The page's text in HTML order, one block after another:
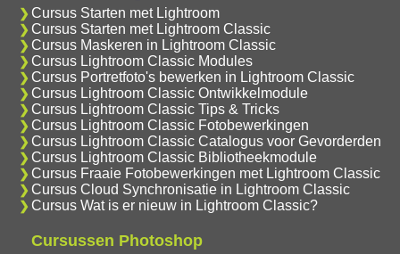
Cursus Starten met Lightroom
Cursus Starten met Lightroom Classic
Cursus Maskeren in Lightroom Classic
Cursus Lightroom Classic Modules
Cursus Portretfoto's bewerken in Lightroom Classic
Cursus Lightroom Classic Ontwikkelmodule
Cursus Lightroom Classic Tips & Tricks
Cursus Lightroom Classic Fotobewerkingen
Cursus Lightroom Classic Catalogus voor Gevorderden
Cursus Lightroom Classic Bibliotheekmodule
Cursus Fraaie Fotobewerkingen met Lightroom Classic
Cursus Cloud Synchronisatie in Lightroom Classic
Cursus Wat is er nieuw in Lightroom Classic?
Cursussen Photoshop